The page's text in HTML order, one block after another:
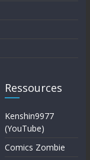
Ressources
Kenshin9977
(YouTube)
Comics Zombie